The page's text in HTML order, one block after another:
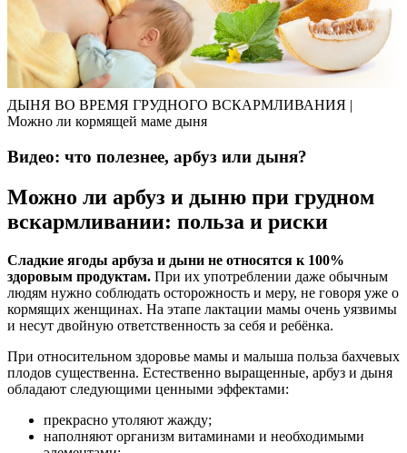
ДЫНЯ ВО ВРЕМЯ ГРУДНОГО ВСКАРМЛИВАНИЯ |
Можно ли кормящей маме дыня
Видео: что полезнее, арбуз или дыня?
Можно ли арбуз и дыню при грудном
вскармливании: польза и риски
Сладкие ягоды арбуза и дыни не относятся к 100%
здоровым продуктам. При их употреблении даже обычным
людям нужно соблюдать осторожность и меру, не говоря уже о
кормящих женщинах. На этапе лактации мамы очень уязвимы
и несут двойную ответственность за себя и ребёнка.
При относительном здоровье мамы и малыша польза бахчевых
плодов существенна. Естественно выращенные, арбуз и дыня
обладают следующими ценными эффектами:
прекрасно утоляют жажду;
наполняют организм витаминами и необходимыми